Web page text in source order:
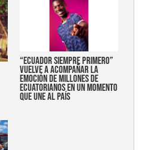
“Ecuador siempre primero”
vuelve a acompañar la
emoción de millones de
ecuatorianos en un momento
que une al país